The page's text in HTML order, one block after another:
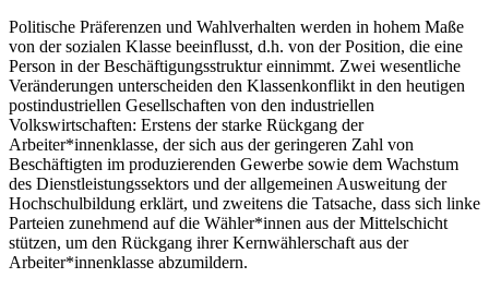
Politische Präferenzen und Wahlverhalten werden in hohem Maße
von der sozialen Klasse beeinflusst, d.h. von der Position, die eine
Person in der Beschäftigungsstruktur einnimmt. Zwei wesentliche
Veränderungen unterscheiden den Klassenkonflikt in den heutigen
postindustriellen Gesellschaften von den industriellen
Volkswirtschaften: Erstens der starke Rückgang der
Arbeiter*innenklasse, der sich aus der geringeren Zahl von
Beschäftigten im produzierenden Gewerbe sowie dem Wachstum
des Dienstleistungssektors und der allgemeinen Ausweitung der
Hochschulbildung erklärt, und zweitens die Tatsache, dass sich linke
Parteien zunehmend auf die Wähler*innen aus der Mittelschicht
stützen, um den Rückgang ihrer Kernwählerschaft aus der
Arbeiter*innenklasse abzumildern.